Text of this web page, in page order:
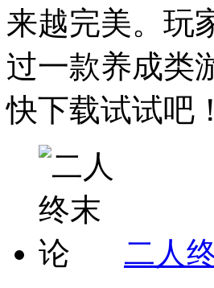
来越完美。玩
过一款养成类
快下载试试吧
二人